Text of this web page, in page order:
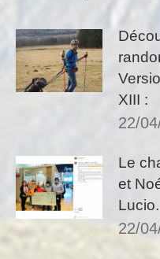
XIII :
22/
Le
et
Lucio.
22/